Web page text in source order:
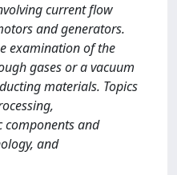
current flow
and generators.
examination of the
gases or a vacuum
materials. Topics
components and
and